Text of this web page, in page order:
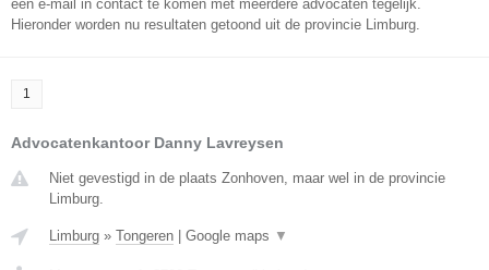
één e-mail in contact te komen met meerdere advocaten tegelijk.
Hieronder worden nu resultaten getoond uit de provincie Limburg.
1
Advocatenkantoor Danny Lavreysen
Niet gevestigd in de plaats Zonhoven, maar wel in de provincie
Limburg.
Limburg » Tongeren Google maps ▼